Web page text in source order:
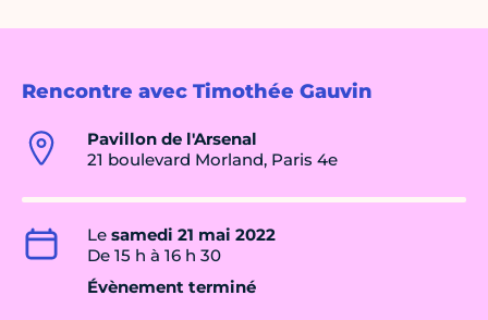
Rencontre avec Timothée Gauvin
Pavillon de l'Arsenal
21 boulevard Morland, Paris 4e
Le samedi 21 mai 2022
De 15 h à 16 h 30
Évènement terminé